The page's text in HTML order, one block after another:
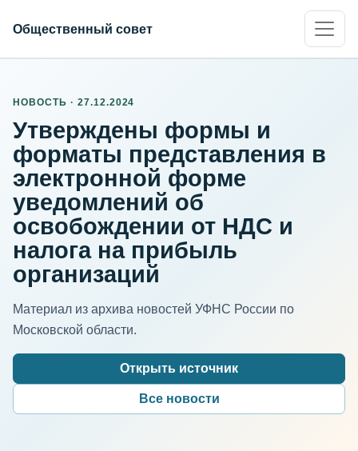
Общественный совет
НОВОСТЬ · 27.12.2024
Утверждены формы и
форматы представления в
электронной форме
уведомлений об
освобождении от НДС и
налога на прибыль
организаций
Материал из архива новостей УФНС России по
Московской области.
Открыть источник
Все новости